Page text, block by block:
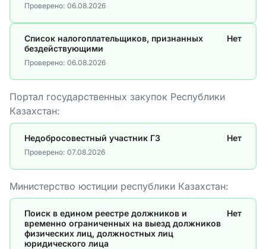
Проверено: 06.08.2026
Список налогоплательщиков, признанных
бездействующими
Нет
Проверено: 06.08.2026
Портал государственных закупок Республики
Казахстан:
Недобросовестный участник ГЗ Нет
Проверено: 07.08.2026
Министерство юстиции республики Казахстан:
Поиск в едином реестре должников и
временно ограниченных на выезд должников
физических лиц, должностных лиц
юридического лица
Нет